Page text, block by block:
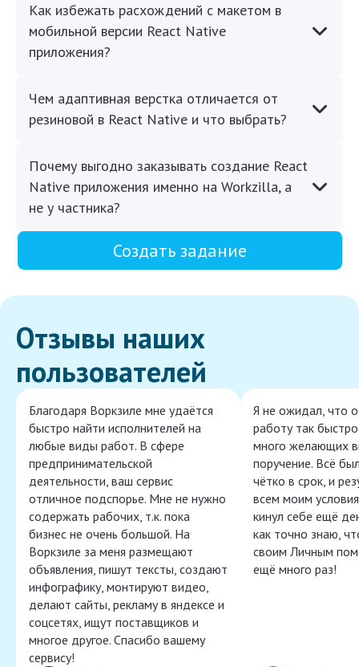
Как избежать расхождений с макетом в
мобильной версии React Native
приложения?
Чем адаптивная верстка отличается от
резиновой в React Native и что выбрать?
Почему выгодно заказывать создание React
Native приложения именно на Workzilla, а
не у частника?
Создать задание
Отзывы наших
пользователей
Благодаря Воркзиле мне удаётся
быстро найти исполнителей на
любые виды работ. В сфере
предпринимательской
деятельности, ваш сервис
отличное подспорье. Мне не нужно
содержать рабочих, т.к. пока
бизнес не очень большой. На
Воркзиле за меня размещают
объявления, пишут тексты, создают
инфографику, монтируют видео,
делают сайты, рекламу в яндексе и
соцсетях, ищут поставщиков и
многое другое. Спасибо вашему
сервису!
Я не ожидал, что
работу так
много желающих
поручение. Всё
чётко в срок, и
всем моим
кинул себе ещё
как точно знаю,
своим Личным
ещё много раз!